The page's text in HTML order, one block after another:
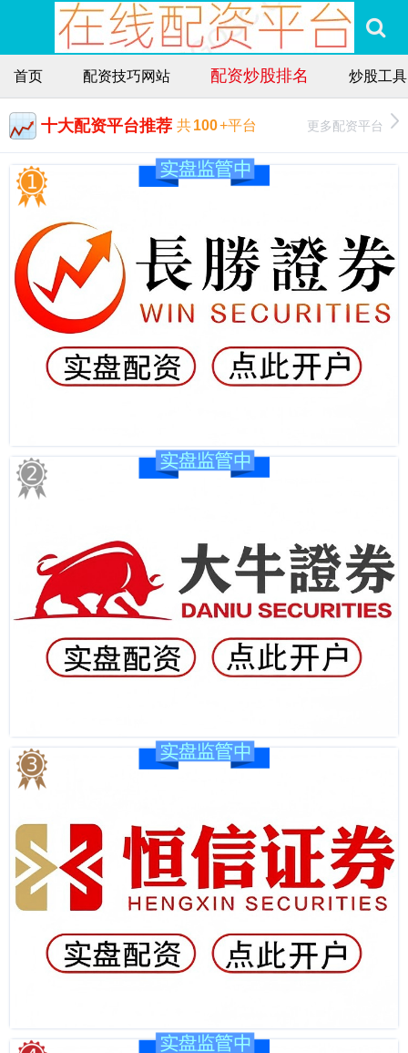
首页 配资技巧网站 配资炒股排名 炒股工具
十大配资平台推荐 共100+平台 更多配资平台